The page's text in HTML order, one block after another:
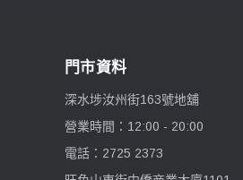
門市資料
深水埗汝州街163號地舖
營業時間：12:00 - 20:00
電話：2725 2373